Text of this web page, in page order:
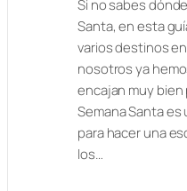
Si no sabes
Santa, en esta
varios destinos
nosotros ya
encajan muy
Semana Santa
para hacer una
los…